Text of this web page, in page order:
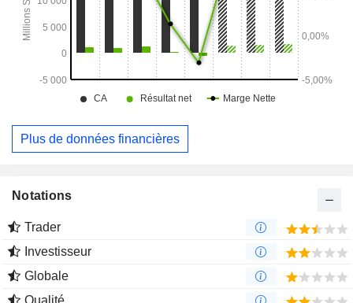
Plus de données financières
Notations
Trader
Investisseur
Globale